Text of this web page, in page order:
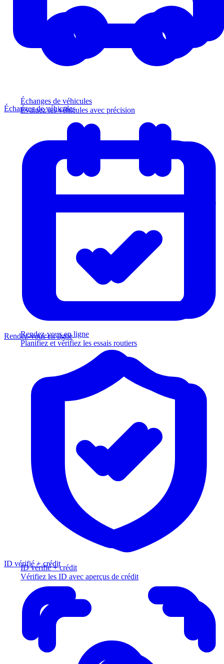
Échanges de véhicules
Évaluez les véhicules avec précision
Rendez-vous en ligne
Planifiez et vérifiez les essais routiers
ID vérifié + crédit
Vérifiez les ID avec aperçus de crédit
Échanges de véhicules
Rendez-vous en ligne
ID vérifié + crédit